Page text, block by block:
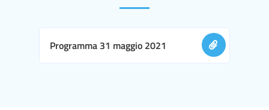
Programma 31 maggio 2021